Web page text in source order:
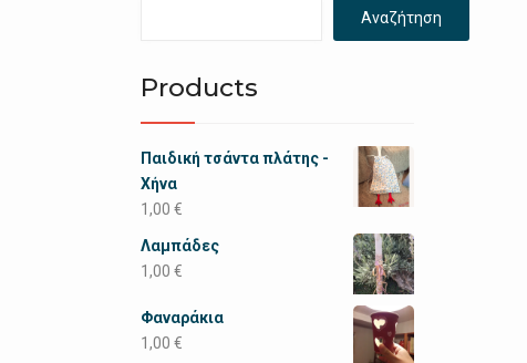
Αναζήτηση
Products
Παιδική τσάντα πλάτης -
Χήνα
1,00 €
Λαμπάδες
1,00 €
Φαναράκια
1,00 €